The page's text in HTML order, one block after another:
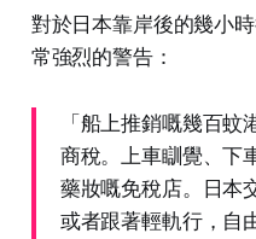
對於日本靠岸後的幾小
常強烈的警告：
「船上推銷嘅幾百
商稅。上車瞓覺、下
藥妝嘅免稅店。日本
或者跟著輕軌行，自